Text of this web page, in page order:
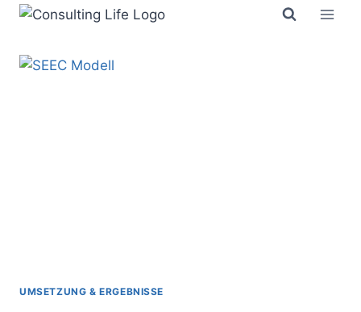
Zum
springen
UMSETZUNG & ERGEBNISSE